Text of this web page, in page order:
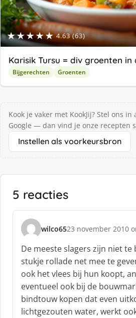
★★★★★ 4.63 (63)
Karisik Tursu = div groenten in
Bijgerechten Groenten
Kook je vaker met KookJij? Stel ons
Google — dan vind je onze recepten
Instellen als voorkeursbron
5 reacties
wilco65
s
c
h
r
e
e
f
:
23 november 2010
De meeste slagers zijn niet
stukje rollade net mee te
ook het vlees bij hun koopt,
eventueel ook bij de
bindtouw kopen dat even
lichtgezouten water, werkt